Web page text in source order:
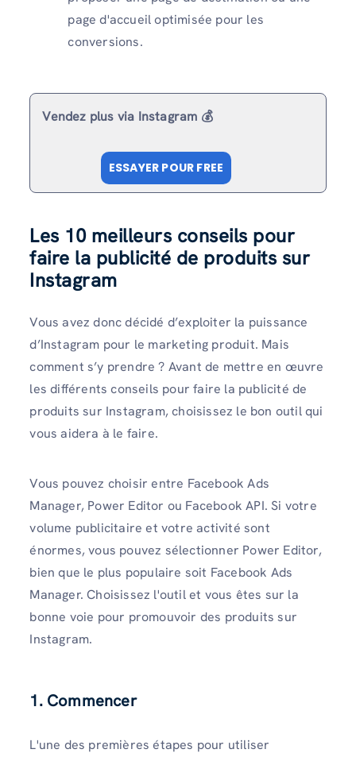
page d'accueil optimisée pour les
conversions.
Vendez plus via Instagram 💰
ESSAYER POUR FREE
Les 10 meilleurs conseils pour
faire la publicité de produits sur
Instagram
Vous avez donc décidé d’exploiter la puissance
d’Instagram pour le marketing produit. Mais
comment s’y prendre ? Avant de mettre en œuvre
les différents conseils pour faire la publicité de
produits sur Instagram, choisissez le bon outil qui
vous aidera à le faire.
Vous pouvez choisir entre Facebook Ads
Manager, Power Editor ou Facebook API. Si votre
volume publicitaire et votre activité sont
énormes, vous pouvez sélectionner Power Editor,
bien que le plus populaire soit Facebook Ads
Manager. Choisissez l'outil et vous êtes sur la
bonne voie pour promouvoir des produits sur
Instagram.
1. Commencer
L'une des premières étapes pour utiliser